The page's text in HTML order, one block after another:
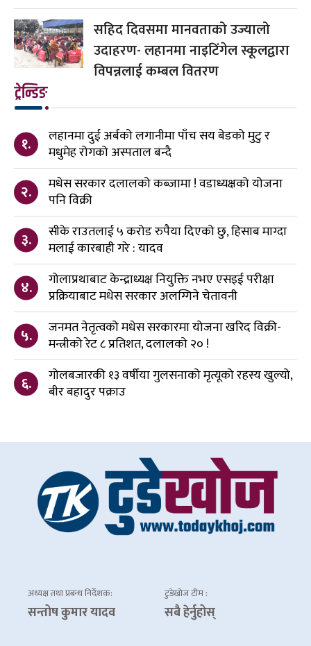
सहिद दिवसमा मानवताको उज्यालो
उदाहरण- लहानमा नाइटिंगेल स्कूलद्वारा
विपन्नलाई कम्बल वितरण
ट्रेन्डिङ
१.
लहानमा दुई अर्बको लगानीमा पाँच सय बेडको मुटु र
मधुमेह रोगको अस्पताल बन्दै
२.
मधेस सरकार दलालको कब्जामा ! वडाध्यक्षको योजना
पनि विक्री
३.
सीके राउतलाई ५ करोड रुपैया दिएको छु, हिसाब माग्दा
मलाई कारबाही गरे : यादव
४.
गोलाप्रथाबाट केन्द्राध्यक्ष नियुक्ति नभए एसइई परीक्षा
प्रक्रियाबाट मधेस सरकार अलग्गिने चेतावनी
५.
जनमत नेतृत्वको मधेस सरकारमा योजना खरिद विक्री-
मन्त्रीको रेट ८ प्रतिशत, दलालको २० !
६.
गोलबजारकी १३ वर्षीया गुलसनाको मृत्यूको रहस्य खुल्यो,
बीर बहादुर पक्राउ
अध्यक्ष तथा प्रबन्ध निर्देशक:
सन्तोष कुमार यादव
टुडेखोज टीम :
सबै हेर्नुहोस्